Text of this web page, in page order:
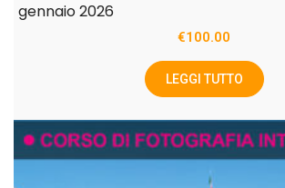
gennaio 2026
€100.00
LEGGI TUTTO